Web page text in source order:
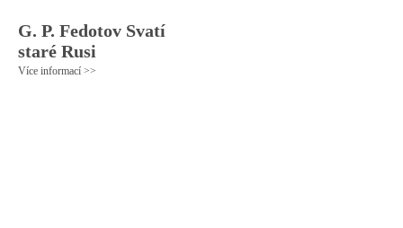
G. P. Fedotov Svatí
staré Rusi
Více informací >>